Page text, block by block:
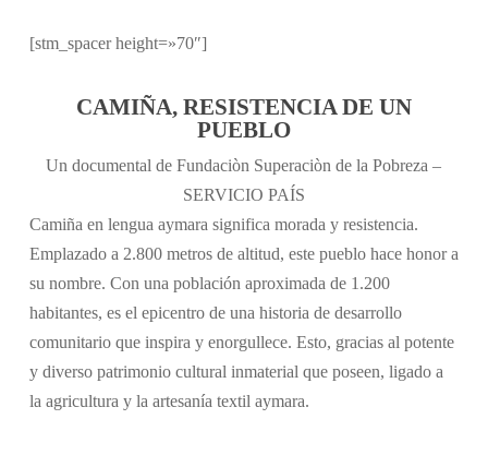
[stm_spacer height=»70″]
CAMIÑA, RESISTENCIA DE UN
PUEBLO
Un documental de Fundaciòn Superaciòn de la Pobreza –
SERVICIO PAÍS
Camiña en lengua aymara significa morada y resistencia.
Emplazado a 2.800 metros de altitud, este pueblo hace honor a
su nombre. Con una población aproximada de 1.200
habitantes, es el epicentro de una historia de desarrollo
comunitario que inspira y enorgullece. Esto, gracias al potente
y diverso patrimonio cultural inmaterial que poseen, ligado a
la agricultura y la artesanía textil aymara.